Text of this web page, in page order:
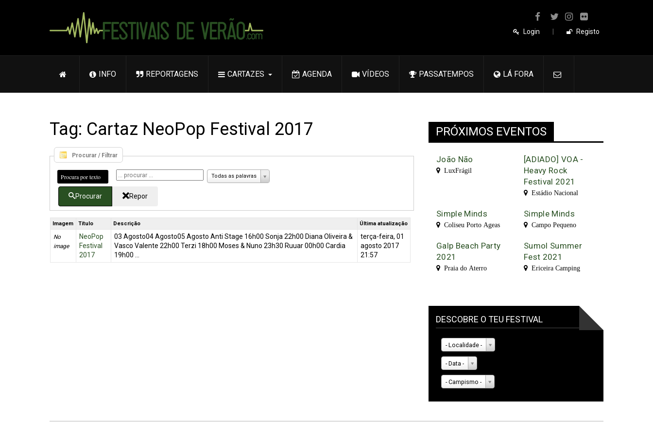
Login Registo
INFO REPORTAGENS CARTAZES AGENDA VÍDEOS PASSATEMPOS LÁ FORA
Tag: Cartaz NeoPop Festival 2017
Procurar / Filtrar
Procura por texto Todas as palavras
Procurar Repor
Imagem Título Descrição Última atualização
No
image
NeoPop
Festival
2017
03 Agosto04 Agosto05 Agosto Anti Stage 16h00 Sonja 22h00 Diana Oliveira &
Vasco Valente 22h00 Terzi 18h00 Moses & Nuno 23h30 Ruuar 00h00 Cardia
19h00 ...
terça-feira, 01
agosto 2017
21:57
PRÓXIMOS EVENTOS
João Não
LuxFrágil
[ADIADO] VOA -
Heavy Rock
Festival 2021
Estádio Nacional
Simple Minds
Coliseu Porto Ageas
Simple Minds
Campo Pequeno
Galp Beach Party
2021
Praia do Aterro
Sumol Summer
Fest 2021
Ericeira Camping
DESCOBRE O TEU FESTIVAL
- Localidade -
- Data -
- Campismo -